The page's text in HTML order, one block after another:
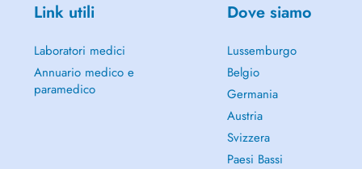
Link utili
Laboratori medici
Annuario medico e
paramedico
Dove siamo
Lussemburgo
Belgio
Germania
Austria
Svizzera
Paesi Bassi